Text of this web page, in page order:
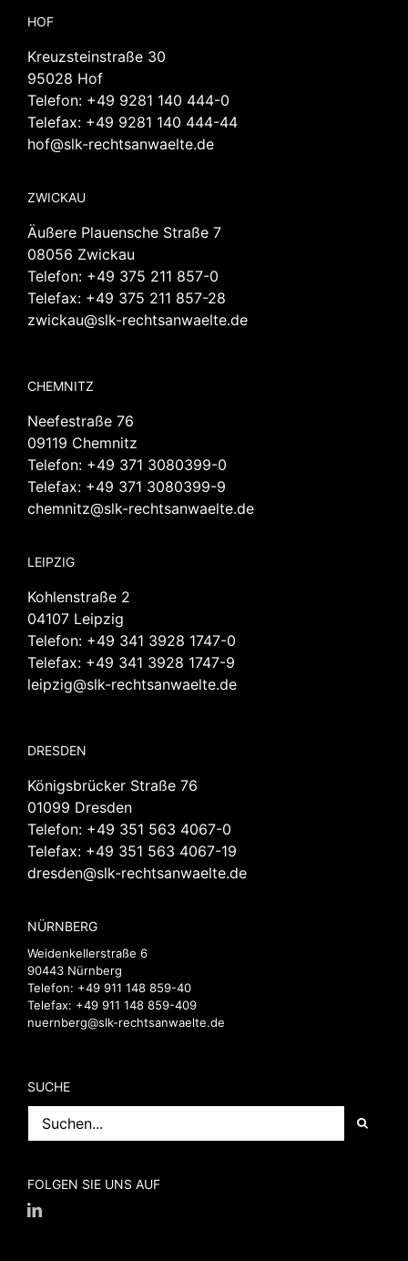
HOF
Kreuzsteinstraße 30
95028 Hof
Telefon: +49 9281 140 444-0
Telefax: +49 9281 140 444-44
hof@slk-rechtsanwaelte.de
ZWICKAU
Äußere Plauensche Straße 7
08056 Zwickau
Telefon: +49 375 211 857-0
Telefax: +49 375 211 857-28
zwickau@slk-rechtsanwaelte.de
CHEMNITZ
Neefestraße 76
09119 Chemnitz
Telefon: +49 371 3080399-0
Telefax: +49 371 3080399-9
chemnitz@slk-rechtsanwaelte.de
LEIPZIG
Kohlenstraße 2
04107 Leipzig
Telefon: +49 341 3928 1747-0
Telefax: +49 341 3928 1747-9
leipzig@slk-rechtsanwaelte.de
DRESDEN
Königsbrücker Straße 76
01099 Dresden
Telefon: +49 351 563 4067-0
Telefax: +49 351 563 4067-19
dresden@slk-rechtsanwaelte.de
NÜRNBERG
Weidenkellerstraße 6
90443 Nürnberg
Telefon: +49 911 148 859-40
Telefax: +49 911 148 859-409
nuernberg@slk-rechtsanwaelte.de
SUCHE
nach:
FOLGEN SIE UNS AUF